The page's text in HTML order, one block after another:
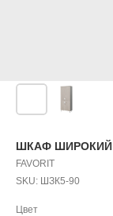
ШКАФ ШИРОКИЙ
FAVORIT
SKU: ШЗК5-90
Цвет